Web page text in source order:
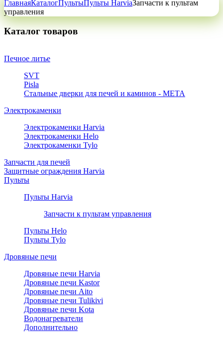
ГлавнаяКаталогПультыПульты HarviaЗапчасти к пультам
управления
Каталог товаров
Печное литье
SVT
Pisla
Стальные дверки для печей и каминов - META
Электрокаменки
Электрокаменки Harvia
Электрокаменки Helo
Электрокаменки Tylo
Запчасти для печей
Защитные ограждения Harvia
Пульты
Пульты Harvia
Запчасти к пультам управления
Пульты Helo
Пульты Tylo
Дровяные печи
Дровяные печи Harvia
Дровяные печи Kastor
Дровяные печи Aito
Дровяные печи Tulikivi
Дровяные печи Kota
Водонагреватели
Дополнительно